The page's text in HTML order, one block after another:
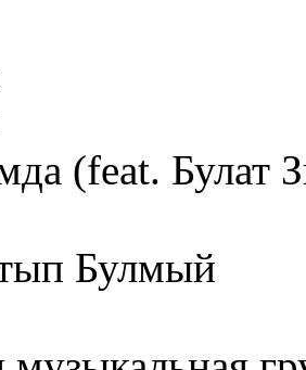
(feat. Булат
Булмый